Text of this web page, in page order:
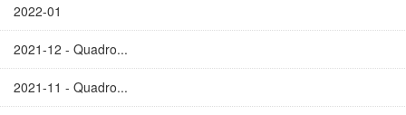
2022-01
2021-12 - Quadro...
2021-11 - Quadro...